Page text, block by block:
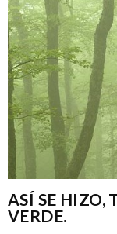
ASÍ SE HIZO,
VERDE.